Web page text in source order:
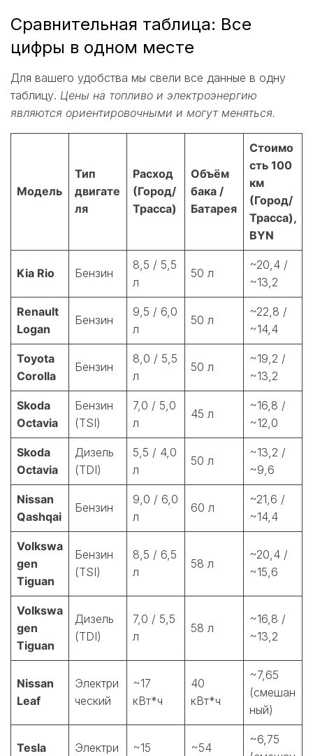
Сравнительная таблица: Все
цифры в одном месте
Для вашего удобства мы свели все данные в одну
таблицу. Цены на топливо и электроэнергию
являются ориентировочными и могут меняться.
Модель
Тип
двигате
ля
Расход
(Город/
Трасса)
Объём
бака /
Батарея
Стоимо
сть 100
км
(Город/
Трасса),
BYN
Kia Rio Бензин
8,5 / 5,5
л
50 л
~20,4 /
~13,2
Renault
Logan
Бензин
9,5 / 6,0
л
50 л
~22,8 /
~14,4
Toyota
Corolla
Бензин
8,0 / 5,5
л
50 л
~19,2 /
~13,2
Skoda
Octavia
Бензин
(TSI)
7,0 / 5,0
л
45 л
~16,8 /
~12,0
Skoda
Octavia
Дизель
(TDI)
5,5 / 4,0
л
50 л
~13,2 /
~9,6
Nissan
Qashqai
Бензин
9,0 / 6,0
л
60 л
~21,6 /
~14,4
Volkswa
gen
Tiguan
Бензин
(TSI)
8,5 / 6,5
л
58 л
~20,4 /
~15,6
Volkswa
gen
Tiguan
Дизель
(TDI)
7,0 / 5,5
л
58 л
~16,8 /
~13,2
Nissan
Leaf
Электри
ческий
~17
кВт*ч
40
кВт*ч
~7,65
(смешан
ный)
Tesla Электри ~15 ~54
~6,75